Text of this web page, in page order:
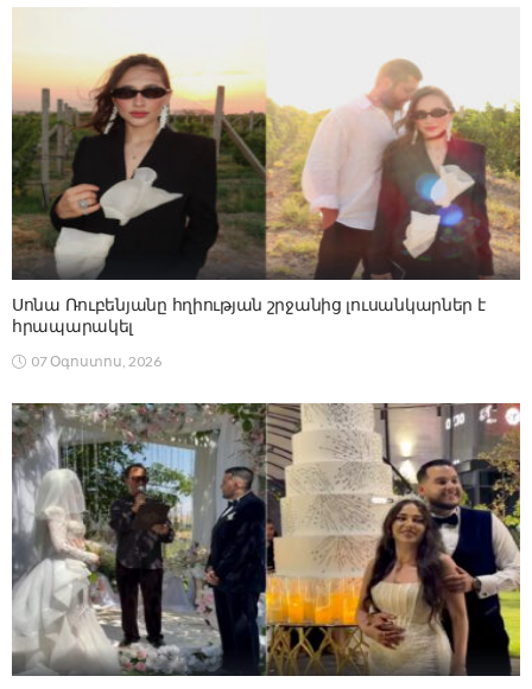
Սոնա Ռուբենյանը հղիության շրջանից լուսանկարներ է
հրապարակել
07 Օգոստոս, 2026